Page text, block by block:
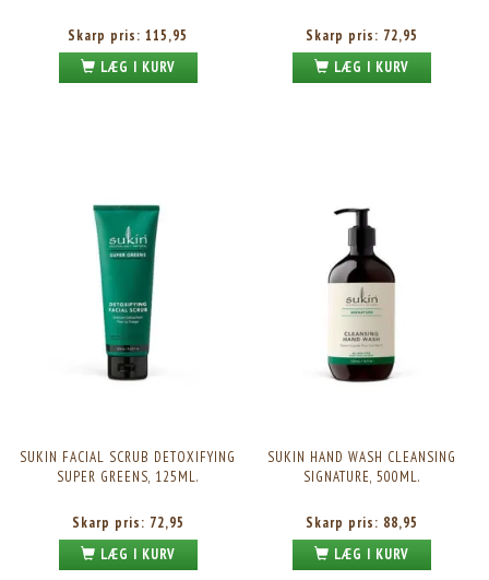
Skarp pris: 115,95
LÆG I KURV
Skarp pris: 72,95
LÆG I KURV
SUKIN FACIAL SCRUB DETOXIFYING
SUPER GREENS, 125ML.
Skarp pris: 72,95
LÆG I KURV
SUKIN HAND WASH CLEANSING
SIGNATURE, 500ML.
Skarp pris: 88,95
LÆG I KURV